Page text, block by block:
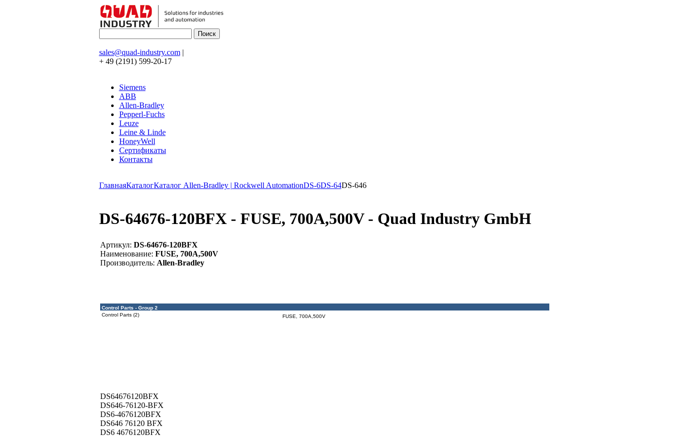
sales@quad-industry.com|
+ 49 (2191) 599-20-17
Siemens
ABB
Allen-Bradley
Pepperl-Fuchs
Leuze
Leine & Linde
HoneyWell
Сертификаты
Контакты
ГлавнаяКаталогКаталог Allen-Bradley | Rockwell AutomationDS-6DS-64DS-646
DS-64676-120BFX - FUSE, 700A,500V - Quad Industry GmbH
Артикул: DS-64676-120BFX
Наименование: FUSE, 700A,500V
Производитель: Allen-Bradley
Control Parts - Group 2
Control Parts (2)
FUSE, 700A,500V
DS64676120BFX
DS646-76120-BFX
DS6-4676120BFX
DS646 76120 BFX
DS6 4676120BFX